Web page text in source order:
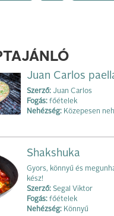
Juan Carlos
Szerző: Juan Carlos
Fogás: főételek
Nehézség: Közepesen
Shakshuka
Gyors, könnyű és
kész!
Szerző: Segal Viktor
Fogás: főételek
Nehézség: Könnyű